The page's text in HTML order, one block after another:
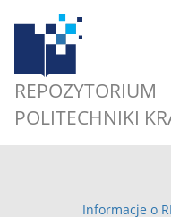
REPOZYTORIUM
POLITECHNIKI
Informacje o